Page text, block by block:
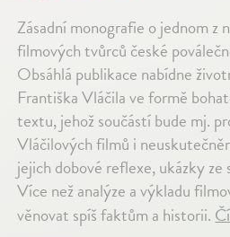
Zásadní monografie o jednom z
filmových tvůrců české
Obsáhlá publikace nabídne
Františka Vláčila ve formě
textu, jehož součástí bude mj.
Vláčilových filmů i
jejich dobové reflexe, ukázky ze
Více než analýze a výkladu
věnovat spíš faktům a historii.